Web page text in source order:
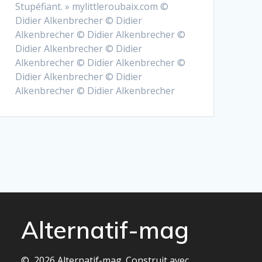
Stupéfiant. » mylittleroubaix.com ©
Didier Alkenbrecher © Didier
Alkenbrecher © Didier Alkenbrecher ©
Didier Alkenbrecher © Didier
Alkenbrecher © Didier Alkenbrecher ©
Didier Alkenbrecher © Didier
Alkenbrecher © Didier Alkenbrecher
Alternatif-mag